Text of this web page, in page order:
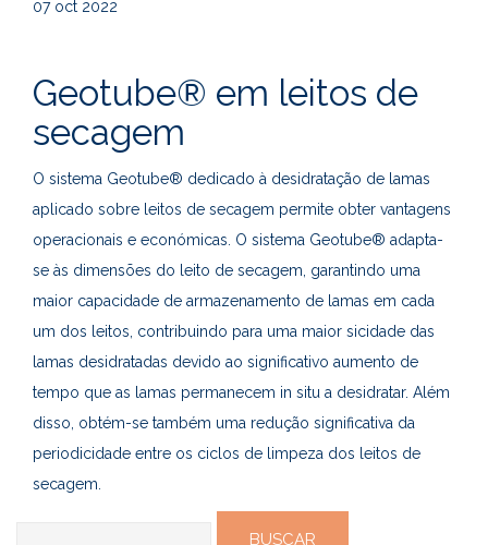
07 oct 2022
Geotube® em leitos de
secagem
O sistema Geotube® dedicado à desidratação de lamas
aplicado sobre leitos de secagem permite obter vantagens
operacionais e económicas. O sistema Geotube® adapta-
se às dimensões do leito de secagem, garantindo uma
maior capacidade de armazenamento de lamas em cada
um dos leitos, contribuindo para uma maior sicidade das
lamas desidratadas devido ao significativo aumento de
tempo que as lamas permanecem in situ a desidratar. Além
disso, obtém-se também uma redução significativa da
periodicidade entre os ciclos de limpeza dos leitos de
secagem.